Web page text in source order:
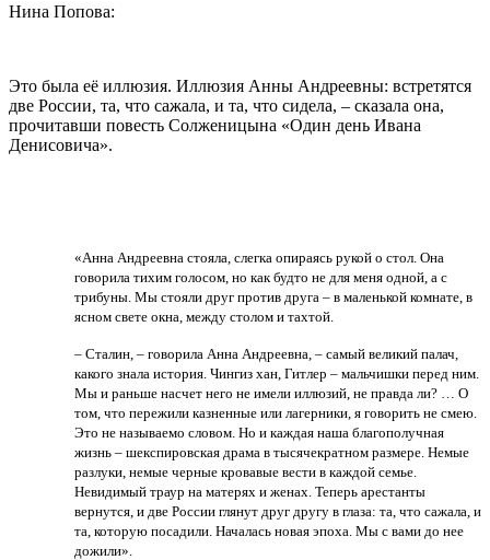
Нина Попова:
Это была её иллюзия. Иллюзия Анны Андреевны: встретятся
две России, та, что сажала, и та, что сидела, – сказала она,
прочитавши повесть Солженицына «Один день Ивана
Денисовича».
«Анна Андреевна стояла, слегка опираясь рукой о стол. Она
говорила тихим голосом, но как будто не для меня одной, а с
трибуны. Мы стояли друг против друга – в маленькой комнате, в
ясном свете окна, между столом и тахтой.
– Сталин, – говорила Анна Андреевна, – самый великий палач,
какого знала история. Чингиз хан, Гитлер – мальчишки перед ним.
Мы и раньше насчет него не имели иллюзий, не правда ли? … О
том, что пережили казненные или лагерники, я говорить не смею.
Это не называемо словом. Но и каждая наша благополучная
жизнь – шекспировская драма в тысячекратном размере. Немые
разлуки, немые черные кровавые вести в каждой семье.
Невидимый траур на матерях и женах. Теперь арестанты
вернутся, и две России глянут друг другу в глаза: та, что сажала, и
та, которую посадили. Началась новая эпоха. Мы с вами до нее
дожили».